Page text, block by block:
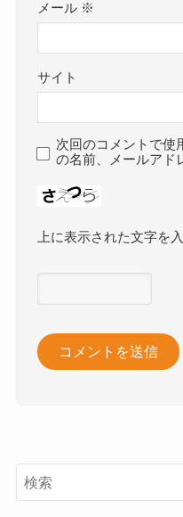
メール ※
サイト
次回のコメントで使
の名前、メールアド
上に表示された文字を